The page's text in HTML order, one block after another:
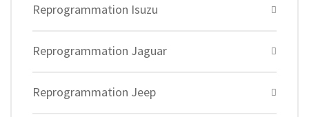
Reprogrammation Isuzu
Reprogrammation Jaguar
Reprogrammation Jeep